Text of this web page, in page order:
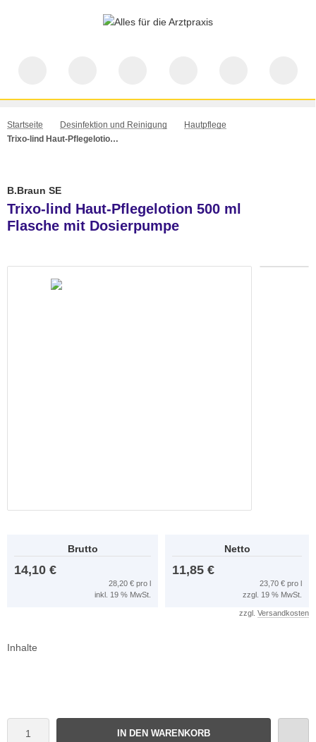
Startseite Desinfektion und Reinigung
Hautpflege
Trixo-lind Haut-Pflegelotion 500 ml Flasche mit Dosierpumpe
B.Braun SE
Trixo-lind Haut-Pflegelotion 500 ml
Flasche mit Dosierpumpe
Brutto
14,10 €
28,20 € pro l
inkl. 19 % MwSt.
Netto
11,85 €
23,70 € pro l
zzgl. 19 % MwSt.
zzgl. Versandkosten
Inhalte
IN DEN WARENKORB